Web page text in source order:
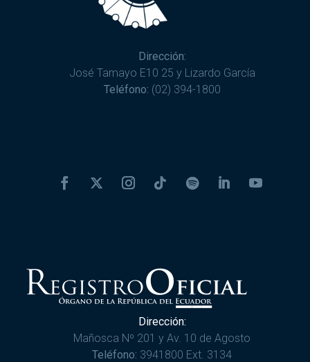
Dirección:
José Tamayo E10 25 y Lizardo García
Teléfono: (02) 394-1800
Dirección:
Mañosca Nº 201 y Av. 10 de Agosto
Teléfono: 3941800 Ext. 3134